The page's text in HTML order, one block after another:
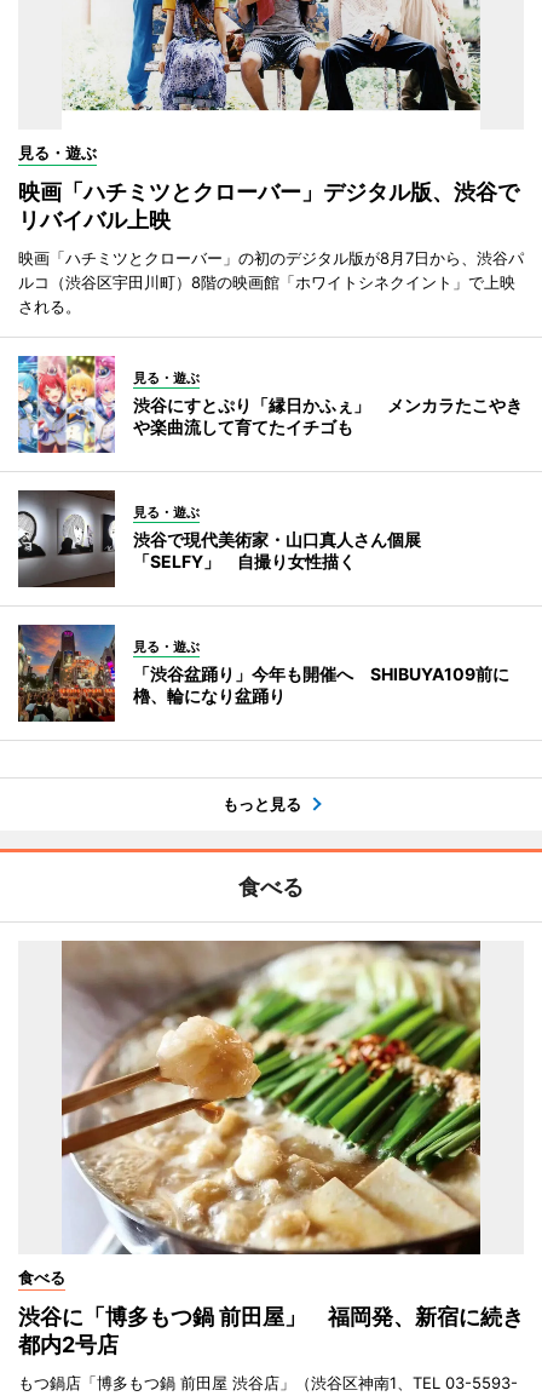
見る・遊ぶ
映画「ハチミツとクローバー」デジタル版、渋谷で
リバイバル上映
映画「ハチミツとクローバー」の初のデジタル版が8月7日から、渋谷パ
ルコ（渋谷区宇田川町）8階の映画館「ホワイトシネクイント」で上映
される。
見る・遊ぶ
渋谷にすとぷり「縁日かふぇ」 メンカラたこやき
や楽曲流して育てたイチゴも
見る・遊ぶ
渋谷で現代美術家・山口真人さん個展
「SELFY」 自撮り女性描く
見る・遊ぶ
「渋谷盆踊り」今年も開催へ SHIBUYA109前に
櫓、輪になり盆踊り
もっと見る
食べる
食べる
渋谷に「博多もつ鍋 前田屋」 福岡発、新宿に続き
都内2号店
もつ鍋店「博多もつ鍋 前田屋 渋谷店」（渋谷区神南1、TEL 03-5593-